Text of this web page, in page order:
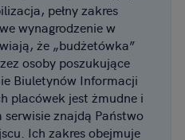
pełny zakres
wynagrodzenie w
że „budżetówka”
osoby poszukujące
Biuletynów Informacji
placówek jest żmudne i
serwisie znajdą Państwo
Ich zakres obejmuje